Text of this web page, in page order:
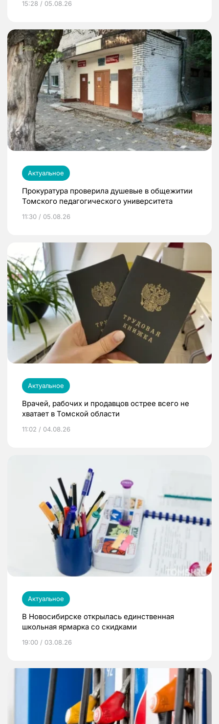
15:28 / 05.08.26
Актуальное
Прокуратура проверила душевые в общежитии
Томского педагогического университета
11:30 / 05.08.26
Актуальное
Врачей, рабочих и продавцов острее всего не
хватает в Томской области
11:02 / 04.08.26
Актуальное
В Новосибирске открылась единственная
школьная ярмарка со скидками
19:00 / 03.08.26